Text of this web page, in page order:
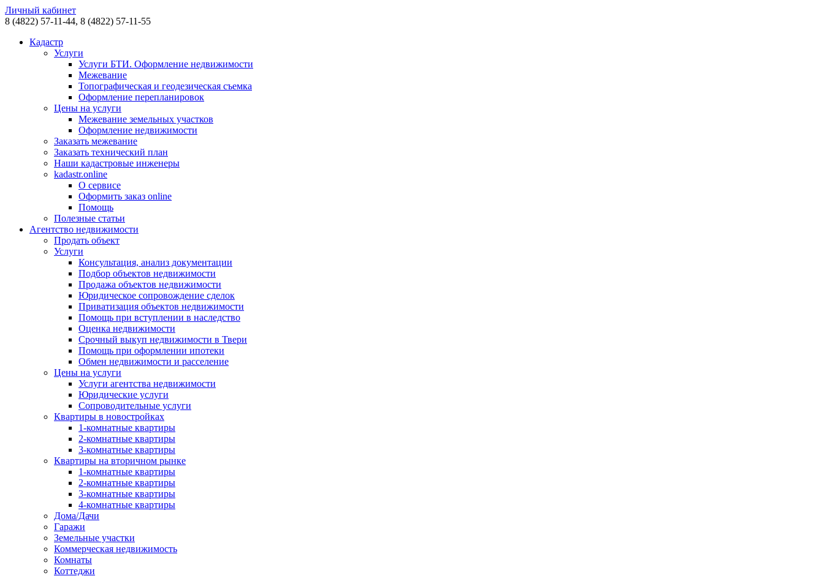
Личный кабинет
8 (4822) 57-11-44, 8 (4822) 57-11-55
Кадастр
Услуги
Услуги БТИ. Оформление недвижимости
Межевание
Топографическая и геодезическая съемка
Оформление перепланировок
Цены на услуги
Межевание земельных участков
Оформление недвижимости
Заказать межевание
Заказать технический план
Наши кадастровые инженеры
kadastr.online
О сервисе
Оформить заказ online
Помощь
Полезные статьи
Агентство недвижимости
Продать объект
Услуги
Консультация, анализ документации
Подбор объектов недвижимости
Продажа объектов недвижимости
Юридическое сопровождение сделок
Приватизация объектов недвижимости
Помощь при вступлении в наследство
Оценка недвижимости
Срочный выкуп недвижимости в Твери
Помощь при оформлении ипотеки
Обмен недвижимости и расселение
Цены на услуги
Услуги агентства недвижимости
Юридические услуги
Сопроводительные услуги
Квартиры в новостройках
1-комнатные квартиры
2-комнатные квартиры
3-комнатные квартиры
Квартиры на вторичном рынке
1-комнатные квартиры
2-комнатные квартиры
3-комнатные квартиры
4-комнатные квартиры
Дома/Дачи
Гаражи
Земельные участки
Коммерческая недвижимость
Комнаты
Коттеджи